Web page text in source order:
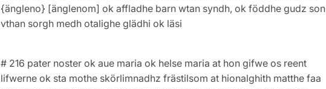
{ängleno} [änglenom] ok affladhe barn wtan syndh, ok föddhe gudz son
vthan sorgh medh otalighe glädhi ok läsi
# 216 pater noster ok aue maria ok helse maria at hon gifwe os reent
lifwerne ok sta mothe skörlimnadhz frästilsom at hionalghith matthe faa